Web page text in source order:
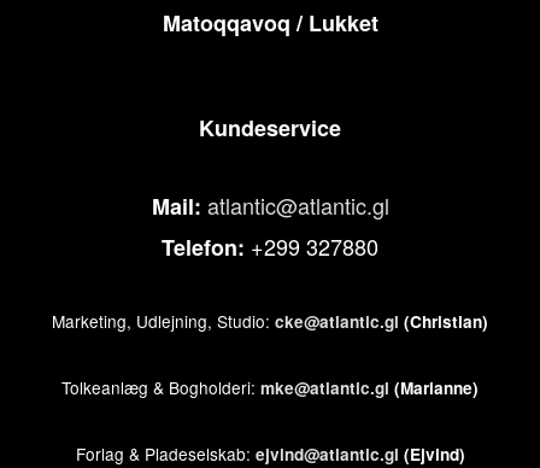
Matoqqavoq / Lukket
Kundeservice
Mail: atlantic@atlantic.gl
Telefon: +299 327880
Marketing, Udlejning, Studio: cke@atlantic.gl (Christian)
Tolkeanlæg & Bogholderi: mke@atlantic.gl (Marianne)
Forlag & Pladeselskab: ejvind@atlantic.gl (Ejvind)